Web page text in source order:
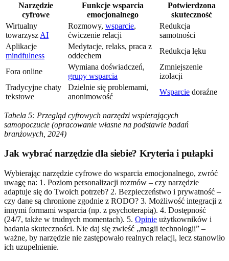
Narzędzie
cyfrowe
Funkcje wsparcia
emocjonalnego
Potwierdzona
skuteczność
Wirtualny
towarzysz AI
Rozmowy, wsparcie,
ćwiczenie relacji
Redukcja
samotności
Aplikacje
mindfulness
Medytacje, relaks, praca z
oddechem
Redukcja lęku
Fora online
Wymiana doświadczeń,
grupy wsparcia
Zmniejszenie
izolacji
Tradycyjne chaty
tekstowe
Dzielnie się problemami,
anonimowość
Wsparcie doraźne
Tabela 5: Przegląd cyfrowych narzędzi wspierających
samopoczucie (opracowanie własne na podstawie badań
branżowych, 2024)
Jak wybrać narzędzie dla siebie? Kryteria i pułapki
Wybierając narzędzie cyfrowe do wsparcia emocjonalnego, zwróć
uwagę na: 1. Poziom personalizacji rozmów – czy narzędzie
adaptuje się do Twoich potrzeb? 2. Bezpieczeństwo i prywatność –
czy dane są chronione zgodnie z RODO? 3. Możliwość integracji z
innymi formami wsparcia (np. z psychoterapią). 4. Dostępność
(24/7, także w trudnych momentach). 5. Opinie użytkowników i
badania skuteczności. Nie daj się zwieść „magii technologii” –
ważne, by narzędzie nie zastępowało realnych relacji, lecz stanowiło
ich uzupełnienie.